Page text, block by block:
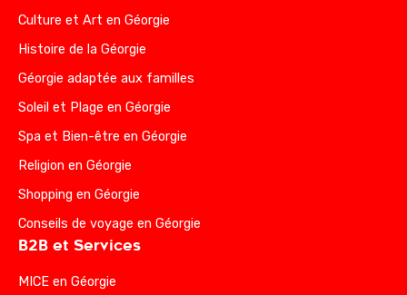
Culture et Art en Géorgie
Histoire de la Géorgie
Géorgie adaptée aux familles
Soleil et Plage en Géorgie
Spa et Bien-être en Géorgie
Religion en Géorgie
Shopping en Géorgie
Conseils de voyage en Géorgie
B2B et Services
MICE en Géorgie